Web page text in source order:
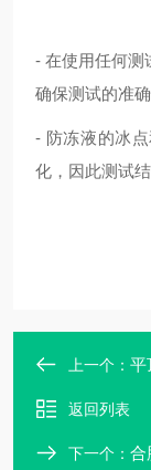
- 在使用任何测
确保测试的准
- 防冻液的冰
化，因此测试
上一个： 平
返回列表
下一个： 合